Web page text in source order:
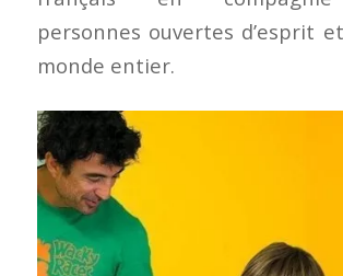
personnes ouvertes d’esprit
monde entier.